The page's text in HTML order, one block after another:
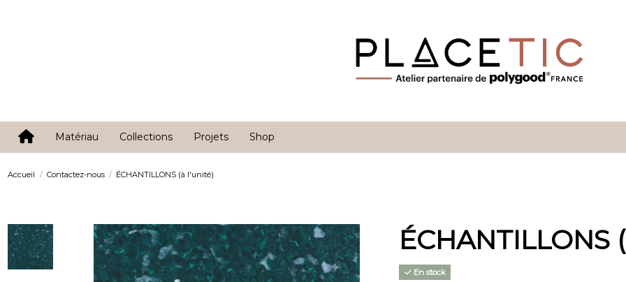
Matériau Collections Projets Shop
Accueil Contactez-nous ÉCHANTILLONS (à l'unité)
En stock